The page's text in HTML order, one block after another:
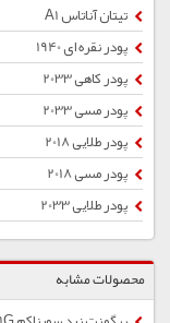
تیتان آناتاس A1
پودر نقره ای 1940
پودر کاهی 2033
پودر مسی 2033
پودر طلایی 2018
پودر مسی 2018
پودر طلایی 2033
محصولات مشابه